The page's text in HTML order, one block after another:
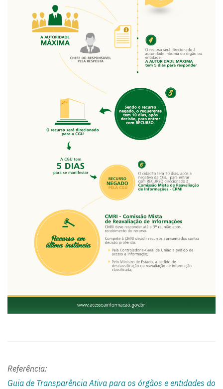
Referência:
Guia de Transparência Ativa para os órgãos e entidades do